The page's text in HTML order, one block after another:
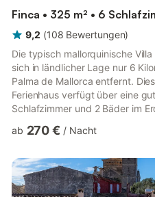
Finca • 325 m² • 6
9,2 (108 Bewertungen)
Die typisch mallorquinische
sich in ländlicher Lage nur 6
Palma de Mallorca entfernt.
Ferienhaus verfügt über eine
Schlafzimmer und 2 Bäder im
Satellitenfernsehen und
Erwachsene + 2 Kinder
Finca, die sich perfekt für
gehören auch WLAN,
ab 270 € / Nacht